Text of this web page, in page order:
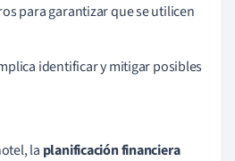
para garantizar que se utilicen
identificar y mitigar posibles
la planificación financiera